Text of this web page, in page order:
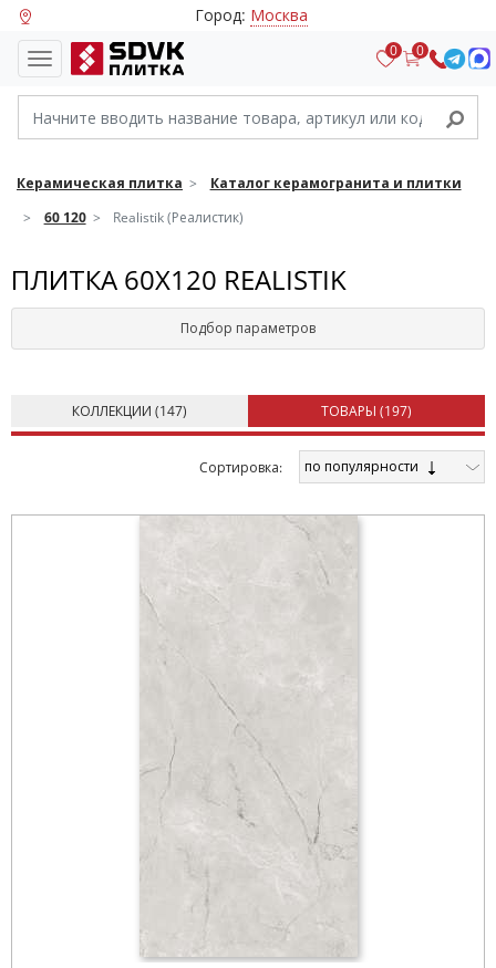
Город: Москва
0 0
Керамическая плитка
Каталог керамогранита и плитки
60 120
Realistik (Реалистик)
ПЛИТКА 60X120 REALISTIK
Подбор параметров
КОЛЛЕКЦИИ (147) ТОВАРЫ (197)
Cортировка: по популярности